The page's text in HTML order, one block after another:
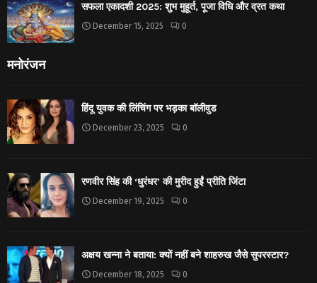
सफला एकादशी 2025: शुभ मुहूर्त, पूजा विधि और व्रत कथा
December 15, 2025 0
मनोरंजन
हिंदू युवक की लिंचिंग पर भड़का बॉलीवुड
December 23, 2025 0
रणवीर सिंह की ‘धुरंधर’ की मुरीद हुईं प्रीति जिंटा
December 19, 2025 0
अक्षय खन्ना ने बताया: क्यों नहीं बने शाहरुख जैसे सुपरस्टार?
December 18, 2025 0